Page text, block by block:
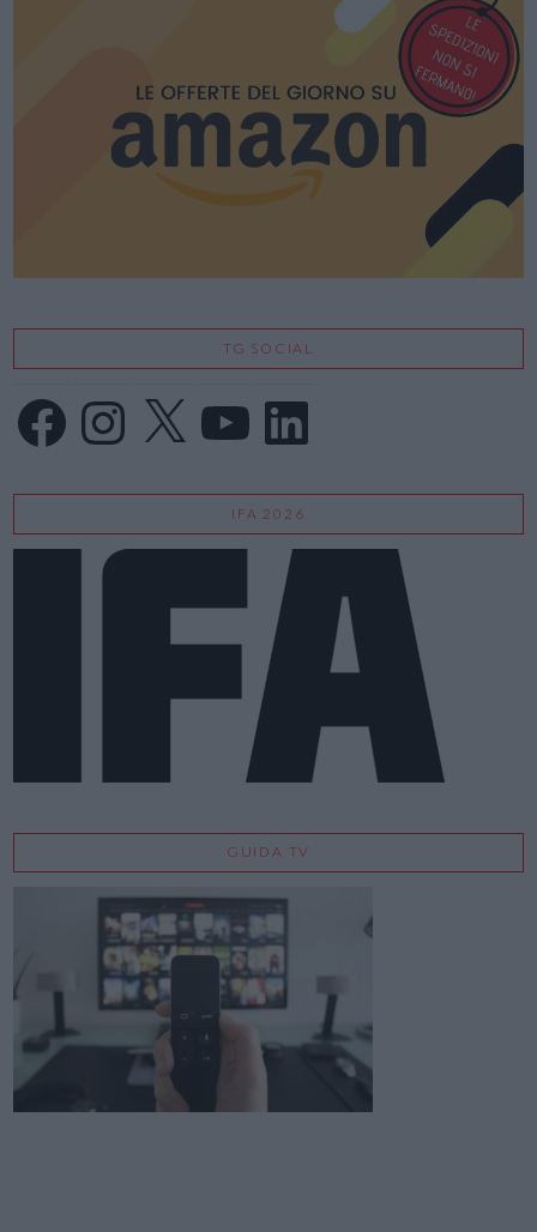
TG SOCIAL
FacebookInstagram
X LinkedIn
IFA 2026
GUIDA TV